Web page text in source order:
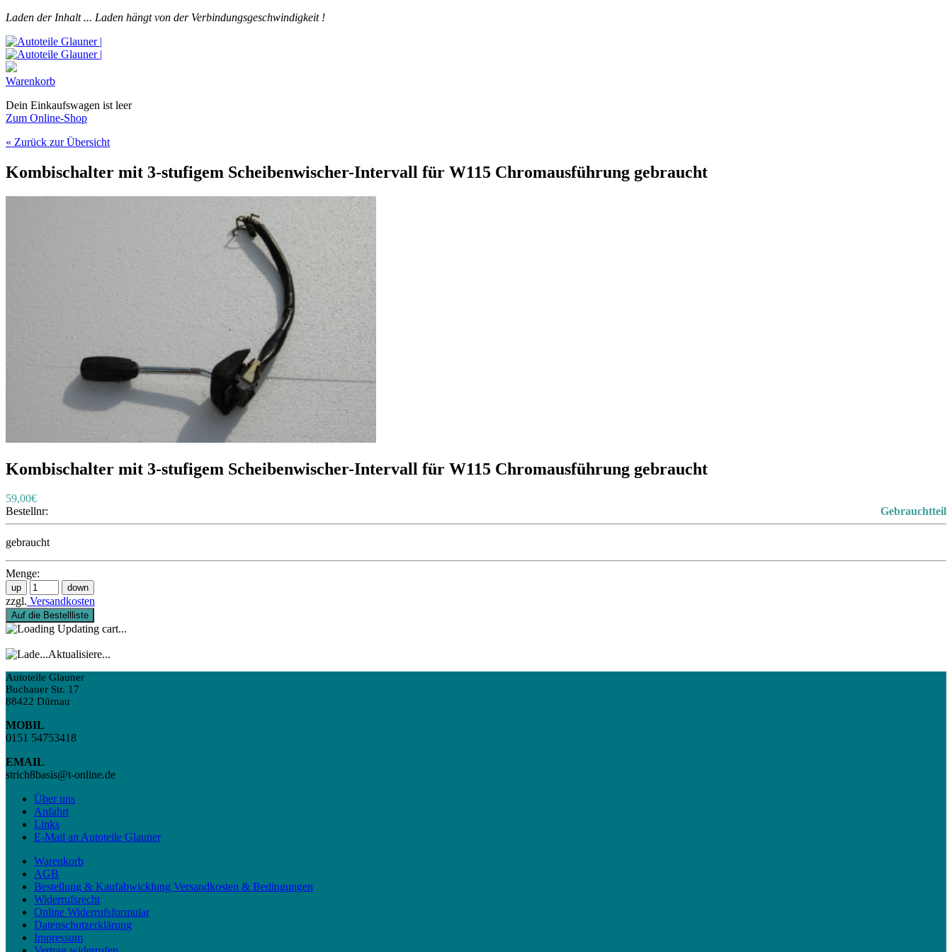
Laden der Inhalt ... Laden hängt von der Verbindungsgeschwindigkeit !
Warenkorb
Dein Einkaufswagen ist leer
Zum Online-Shop
« Zurück zur Übersicht
Kombischalter mit 3-stufigem Scheibenwischer-Intervall für W115 Chromausführung gebraucht
Kombischalter mit 3-stufigem Scheibenwischer-Intervall für W115 Chromausführung gebraucht
59,00€
Bestellnr:
Gebrauchtteil
gebraucht
Menge:
zzgl. Versandkosten
Auf die Bestellliste
Updating cart...
Aktualisiere...
Autoteile Glauner
Buchauer Str. 17
88422 Dürnau
MOBIL
0151 54753418
EMAIL
strich8basis@t-online.de
Über uns
Anfahrt
Links
E-Mail an Autoteile Glauner
Warenkorb
AGB
Bestellung & Kaufabwicklung Versandkosten & Bedingungen
Widerrufsrecht
Online Widerrufsformular
Datenschutzerklärung
Impressum